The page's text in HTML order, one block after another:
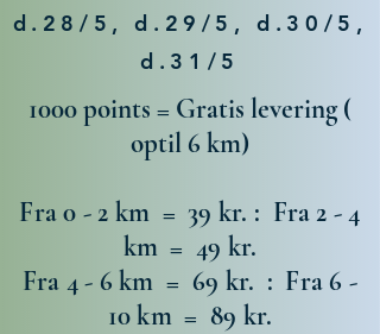
d.28/5, d.29/5, d.30/5,
d.31/5
1000 points = Gratis levering (
optil 6 km)
Fra 0 - 2 km = 39 kr. : Fra 2 - 4
km = 49 kr.
Fra 4 - 6 km = 69 kr. : ​Fra 6 -
10 km = 89 kr.